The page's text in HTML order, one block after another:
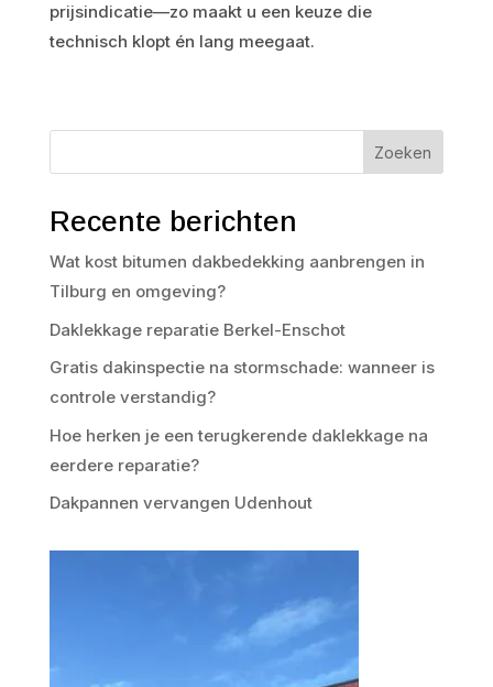
prijsindicatie—zo maakt u een keuze die
technisch klopt én lang meegaat.
Zoeken
Recente berichten
Wat kost bitumen dakbedekking aanbrengen in
Tilburg en omgeving?
Daklekkage reparatie Berkel-Enschot
Gratis dakinspectie na stormschade: wanneer is
controle verstandig?
Hoe herken je een terugkerende daklekkage na
eerdere reparatie?
Dakpannen vervangen Udenhout